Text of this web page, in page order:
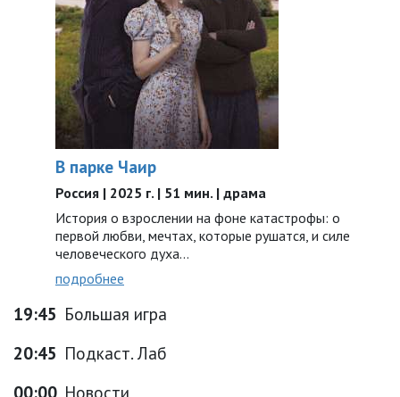
В парке Чаир
Россия | 2025 г. | 51 мин. | драма
История о взрослении на фоне катастрофы: о
первой любви, мечтах, которые рушатся, и силе
человеческого духа…
подробнее
19:45 Большая игра
20:45 Подкаст. Лаб
00:00 Новости